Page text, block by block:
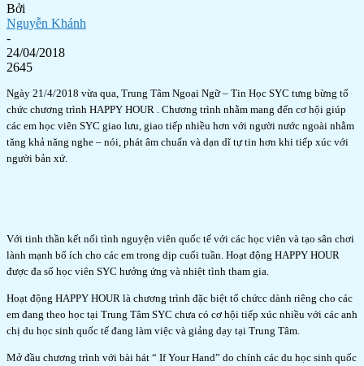
Bởi
Nguyễn Khánh
-
24/04/2018
2645
Ngày 21/4/2018 vừa qua, Trung Tâm Ngoại Ngữ – Tin Học SYC tưng bừng tổ
chức chương trình HAPPY HOUR . Chương trình nhằm mang đến cơ hội giúp
các em học viên SYC giao lưu, giao tiếp nhiều hơn với người nước ngoài nhằm
tăng khả năng nghe – nói, phát âm chuẩn và dạn dĩ tự tin hơn khi tiếp xúc với
người bản xứ.
Với tinh thần kết nối tình nguyện viên quốc tế với các học viên và tạo sân chơi
lành mạnh bổ ích cho các em trong dịp cuối tuần. Hoạt động HAPPY HOUR
được đa số học viên SYC hưởng ứng và nhiệt tình tham gia.
Hoạt động HAPPY HOUR là chương trình đặc biệt tổ chứcc dành riêng cho các
em đang theo học tại Trung Tâm SYC chưa có cơ hội tiếp xúc nhiều với các anh
chị du học sinh quốc tế đang làm việc và giảng dạy tại Trung Tâm.
Mở đầu chương trình với bài hát “ If Your Hand” do chính các du học sinh quốc